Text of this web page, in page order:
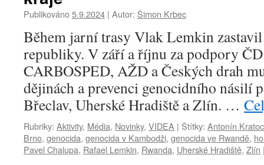
přes
tisíc
lidí
více
než
160
škol
různých
zaměření.
Během
páté
Publikováno5.9.2024 | Autor: Šimon Krbec
Během jarní trasy Vlak Lemkin zastavil
republiky. V září a říjnu za podpory
CARBOSPED, AŽD a Českých drah
dějinách a prevenci genocidního násilí
Břeclav, Uherské Hradiště a Zlín. …
Rubriky: Aktivity, Média, Novinky, VIDEA | Štítky: Antonín
Brno, genocida, genocida v Kambodži, genocida ve Rwandě,
Pavel Chalupa, Rafael Lemkin, Rwanda, Uherské Hradiště, Zlín